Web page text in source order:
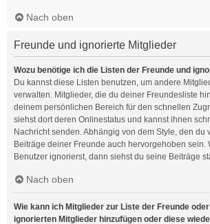
Nach oben
Freunde und ignorierte Mitglieder
Wozu benötige ich die Listen der Freunde und
Du kannst diese Listen benutzen, um andere
verwalten. Mitglieder, die du deiner Freundesliste
deinem persönlichen Bereich für den schnellen
siehst dort deren Onlinestatus und kannst ihnen
Nachricht senden. Abhängig von dem Style, den du
Beiträge deiner Freunde auch hervorgehoben sein.
Benutzer ignorierst, dann siehst du seine Beiträge
Nach oben
Wie kann ich Mitglieder zur Liste der Freunde
ignorierten Mitglieder hinzufügen oder diese